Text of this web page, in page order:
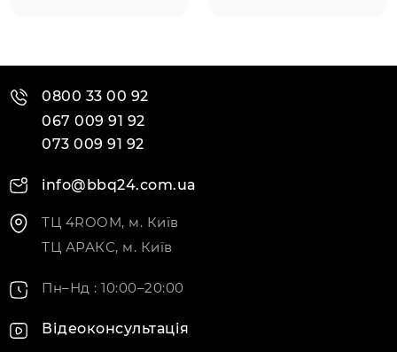
0800 33 00 92
067 009 91 92
073 009 91 92
info@bbq24.com.ua
ТЦ 4ROOM, м. Київ
ТЦ АРАКС, м. Київ
Пн–Нд : 10:00–20:00
Відеоконсультація